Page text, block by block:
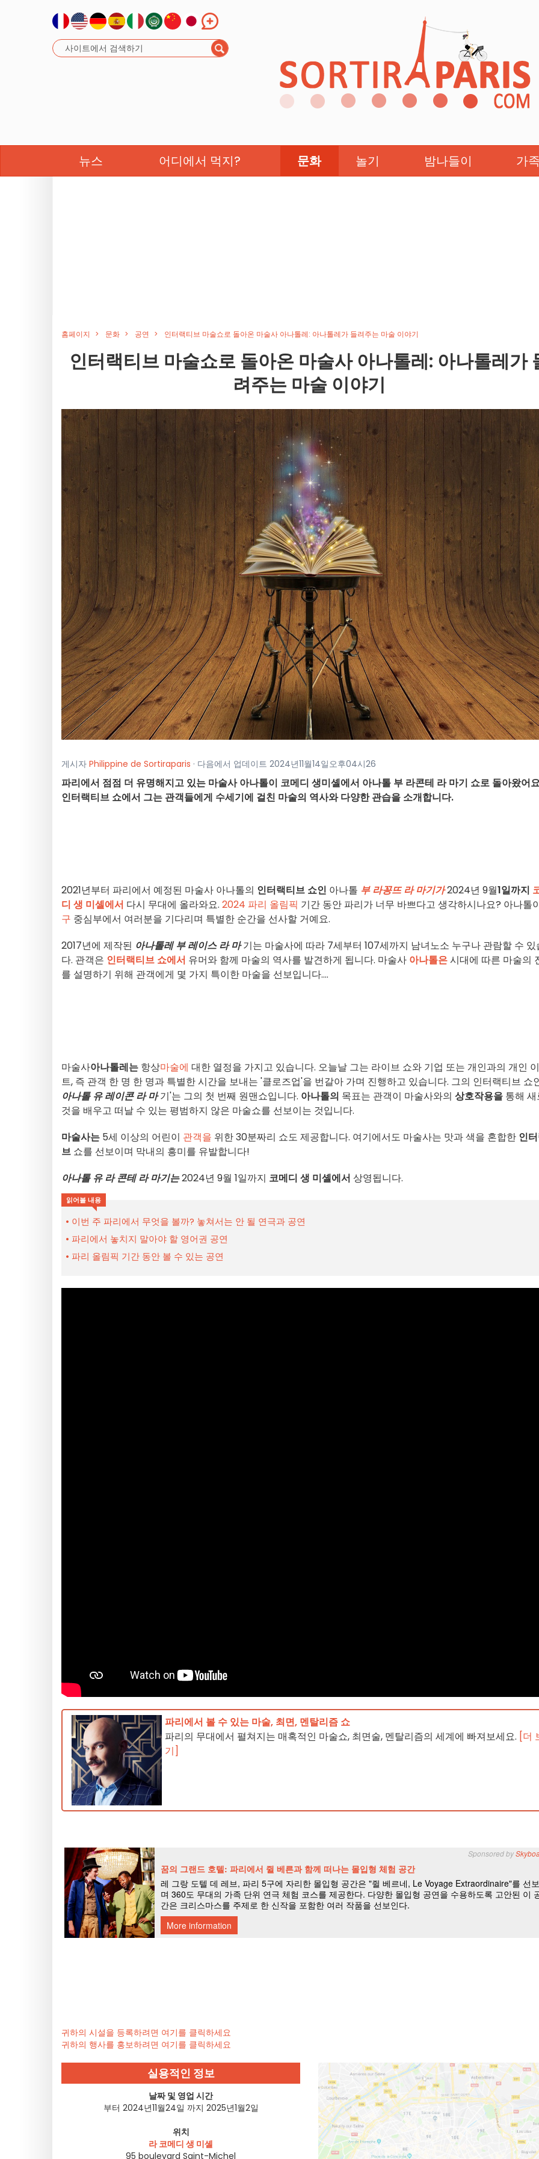
뉴스 어디에서 먹지? 문화 놀기 밤나들이 가
홈페이지 문화 공연 인터랙티브 마술쇼로 돌아온 마술사 아나톨레: 아나톨레가 들려주는 마술 이야기
인터랙티브 마술쇼로 돌아온 마술사 아나톨레: 아나톨레가
려주는 마술 이야기
게시자 Philippine de Sortiraparis · 다음에서 업데이트 2024년11월14일오후04시26
파리에서 점점 더 유명해지고 있는 마술사 아나톨이 코메디 생미셸에서 아나톨 부 라콘테 라 마기 쇼로 돌아왔어
인터랙티브 쇼에서 그는 관객들에게 수세기에 걸친 마술의 역사와 다양한 관습을 소개합니다.
2021년부터 파리에서 예정된 마술사 아나톨의 인터랙티브 쇼인 아나톨 부 라꽁뜨 라 마기가2024년 9월1일까지
디 생 미셸에서 다시 무대에 올라와요. 2024 파리 올림픽 기간 동안 파리가 너무 바쁘다고 생각하시나요? 아나톨
구 중심부에서 여러분을 기다리며 특별한 순간을 선사할 거예요.
2017년에 제작된 아나톨레 부 레이스 라 마기는 마술사에 따라 7세부터 107세까지 남녀노소 누구나 관람할 수 있
다. 관객은 인터랙티브 쇼에서 유머와 함께 마술의 역사를 발견하게 됩니다. 마술사 아나톨은시대에 따른 마술의
를 설명하기 위해 관객에게 몇 가지 특이한 마술을 선보입니다....
마술사아나톨레는 항상마술에 대한 열정을 가지고 있습니다. 오늘날 그는 라이브 쇼와 기업 또는 개인과의 개인
트, 즉 관객 한 명 한 명과 특별한 시간을 보내는 '클로즈업'을 번갈아 가며 진행하고 있습니다. 그의 인터랙티브 쇼
아나톨 유 레이콘 라 마 기'는 그의 첫 번째 원맨쇼입니다. 아나톨의 목표는 관객이 마술사와의 상호작용을 통해
것을 배우고 떠날 수 있는 평범하지 않은 마술쇼를 선보이는 것입니다.
마술사는 5세 이상의 어린이 관객을 위한 30분짜리 쇼도 제공합니다. 여기에서도 마술사는 맛과 색을 혼합한 인
브 쇼를 선보이며 막내의 흥미를 유발합니다!
아나톨 유 라 콘테 라 마기는2024년 9월 1일까지 코메디 생 미셸에서 상영됩니다.
읽어볼 내용
이번 주 파리에서 무엇을 볼까? 놓쳐서는 안 될 연극과 공연
파리에서 놓치지 말아야 할 영어권 공연
파리 올림픽 기간 동안 볼 수 있는 공연
파리에서 볼 수 있는 마술, 최면, 멘탈리즘 쇼
파리의 무대에서 펼쳐지는 매혹적인 마술쇼, 최면술, 멘탈리즘의 세계에 빠져보세요. [더
기]
귀하의 시설을 등록하려면 여기를 클릭하세요
귀하의 행사를 홍보하려면 여기를 클릭하세요
실용적인 정보
날짜 및 영업 시간
부터 2024년11월24일 까지 2025년1월2일
위치
라 코메디 생 미셸
95 boulevard Saint-Michel